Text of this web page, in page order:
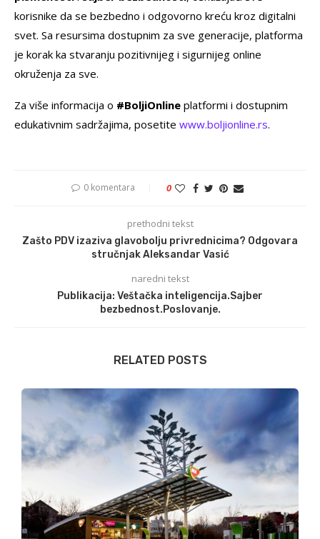
korisnike da se bezbedno i odgovorno kreću kroz digitalni
svet. Sa resursima dostupnim za sve generacije, platforma
je korak ka stvaranju pozitivnijeg i sigurnijeg online
okruženja za sve.
Za više informacija o #BoljiOnline platformi i dostupnim
edukativnim sadržajima, posetite www.boljionline.rs.
0 komentara 0
prethodni tekst
Zašto PDV izaziva glavobolju privrednicima? Odgovara
stručnjak Aleksandar Vasić
naredni tekst
Publikacija: Veštačka inteligencija.Sajber
bezbednost.Poslovanje.
RELATED POSTS